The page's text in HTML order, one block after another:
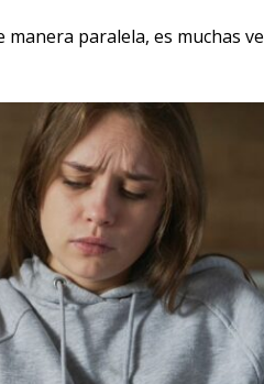
paralela, es muchas